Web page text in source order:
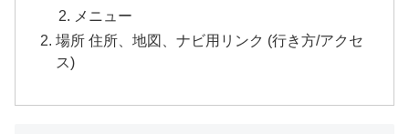
メニュー
場所 住所、地図、ナビ用リンク (行き方/アクセ
ス)